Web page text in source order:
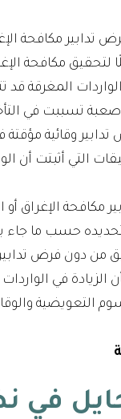
تدابير مكافحة
لتحقيق مكافحة
الواردات
تسببت في
تدابير وقائية
التي أثبتت
مكافحة الإغراق
حسب ما جاء
من دون فرض
الزيادة في
التعويضية
في